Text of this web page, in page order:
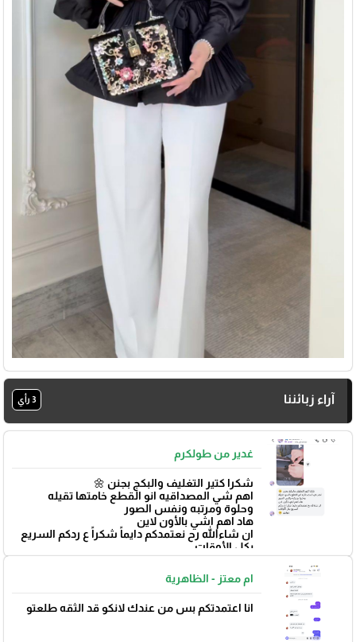
آراء زبائننا 3 رأي
غدير من طولكرم
شكرا كتير التغليف والبكج بجنن 🌼
اهم شي المصداقيه انو القطع خامتها تقيله
وحلوة ومرتبه ونفس الصور
هاد اهم اشي بالأون لاين
ان شاءالله رح نعتمدكم دايماً شكراً ع ردكم السريع
بكل الأوقات
بتوفيق 🌼
ام معتز - الظاهرية
انا اعتمدتكم بس من عندك لانكو قد الثقه طلعتو